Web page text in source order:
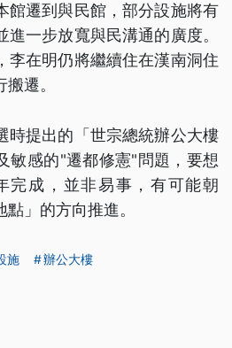
館遷到與民館，部分設施將有
一步放寬與民溝通的廣度。
李在明仍將繼續住在漢南洞住
遷。
時提出的「世宗總統辦公大樓
敏感的"遷都修憲"問題，要想
完成，並非易事，有可能朝
點」的方向推進。
施
辦公大樓